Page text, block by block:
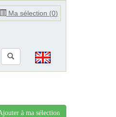
Ma sélection (0)
à ma sélection